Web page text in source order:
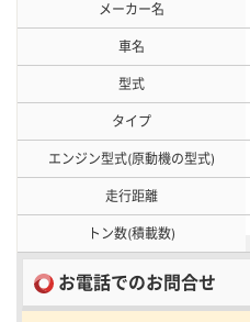
メーカー名
車名
型式
タイプ
エンジン型式(原動機の型式)
走行距離
トン数(積載数)
お電話でのお問合せ